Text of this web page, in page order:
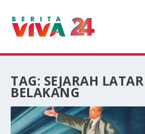
TAG: SEJARAH LATAR
BELAKANG